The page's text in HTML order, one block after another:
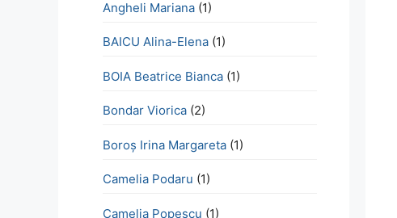
Angheli Mariana (1)
BAICU Alina-Elena (1)
BOIA Beatrice Bianca (1)
Bondar Viorica (2)
Boroş Irina Margareta (1)
Camelia Podaru (1)
Camelia Popescu (1)